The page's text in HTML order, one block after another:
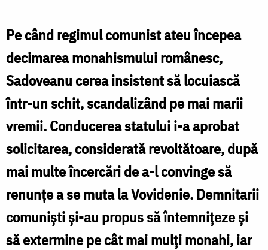
Muzeului
„Mihail
Sadoveanu”
şi
Casă
Memorială
a
Mitropolitului
Visarion
Puiu
Pe când regimul comunist ateu începea
decimarea monahismului românesc,
Sadoveanu cerea insistent să locuiască
într-un schit, scandalizând pe mai marii
vremii. Conducerea statului i-a aprobat
solicitarea, considerată revoltătoare, după
mai multe încercări de a-l convinge să
renunțe a se muta la Vovidenie. Demnitarii
comuniști și-au propus să întemnițeze și
să extermine pe cât mai mulți monahi, iar